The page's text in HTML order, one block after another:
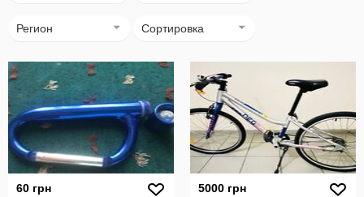
Регион Сортировка
60 грн
5000 грн